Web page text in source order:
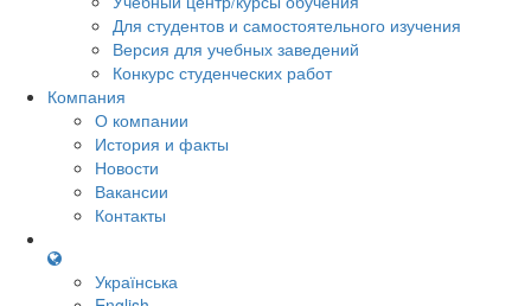
Для студентов и самостоятельного изучения
Версия для учебных заведений
Конкурс студенческих работ
Компания
О компании
История и факты
Новости
Вакансии
Контакты
Українська